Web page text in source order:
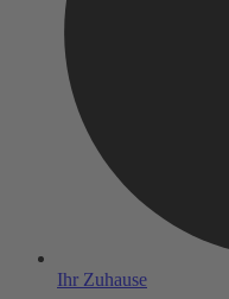
Ihr Zuhause